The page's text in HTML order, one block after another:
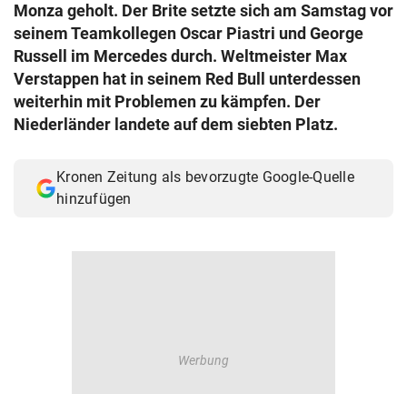
Monza geholt. Der Brite setzte sich am Samstag vor
seinem Teamkollegen Oscar Piastri und George
Russell im Mercedes durch. Weltmeister Max
Verstappen hat in seinem Red Bull unterdessen
weiterhin mit Problemen zu kämpfen. Der
Niederländer landete auf dem siebten Platz.
Kronen Zeitung als bevorzugte Google-Quelle
hinzufügen